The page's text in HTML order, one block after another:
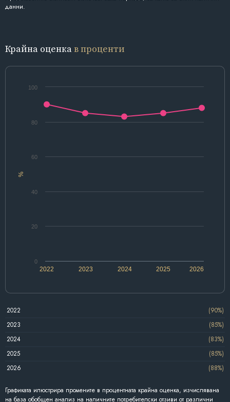
данни.
Крайна оценкав проценти
%
2022 2024 2026
2023 2025
0
20
40
60
80
100
2022
(90%)
2023
(85%)
2024
(83%)
2025
(85%)
2026
(88%)
Графиката илюстрира промените в процентната крайна оценка, изчислявана
на база обобщен анализ на наличните потребителски отзиви от различни